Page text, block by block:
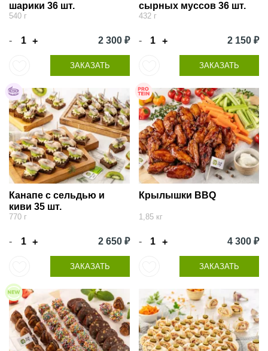
шарики 36 шт.
540 г
- + 2 300 ₽
ЗАКАЗАТЬ
сырных муссов 36 шт.
432 г
- + 2 150 ₽
ЗАКАЗАТЬ
Канапе с сельдью и
киви 35 шт.
770 г
- + 2 650 ₽
ЗАКАЗАТЬ
Крылышки BBQ
1,85 кг
- + 4 300 ₽
ЗАКАЗАТЬ